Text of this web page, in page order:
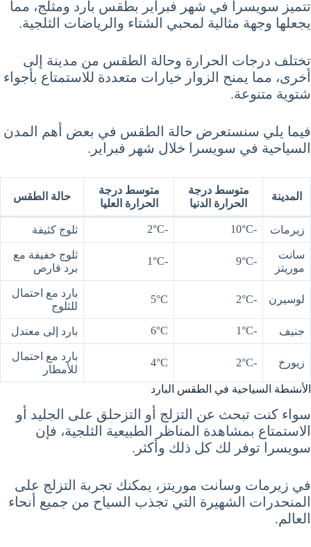
تتميز سويسرا في شهر فبراير بطقس بارد ومثلج، مما
يجعلها وجهة مثالية لمحبي الشتاء والرياضات الثلجية.
تختلف درجات الحرارة وحالة الطقس من مدينة إلى
أخرى، مما يمنح الزوار خيارات متعددة للاستمتاع بأجواء
شتوية متنوعة.
فيما يلي سنستعرض حالة الطقس في بعض أهم المدن
السياحية في سويسرا خلال شهر فبراير.
المدينة
متوسط درجة
الحرارة الدنيا
متوسط درجة
الحرارة العليا
حالة الطقس
زيرمات -10°C
-2°C ثلوج كثيفة
سانت
موريتز
-9°C
-1°C
ثلوج خفيفة مع
برد قارص
لوسيرن -2°C
5°C
بارد مع احتمال
للثلوج
جنيف -1°C
6°C بارد إلى معتدل
زيورخ -2°C
4°C
بارد مع احتمال
للأمطار
الأنشطة السياحية في الطقس البارد
سواء كنت تبحث عن التزلج أو التزحلق على الجليد أو
الاستمتاع بمشاهدة المناظر الطبيعية الثلجية، فإن
سويسرا توفر لك كل ذلك وأكثر.
في زيرمات وسانت موريتز، يمكنك تجربة التزلج على
المنحدرات الشهيرة التي تجذب السياح من جميع أنحاء
العالم.